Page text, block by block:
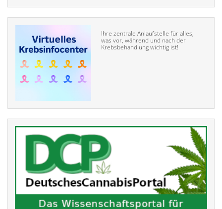
Ihre zentrale Anlaufstelle für alles,
was vor, während und nach der
Krebsbehandlung wichtig ist!